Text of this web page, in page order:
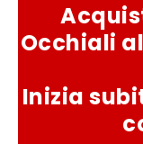
Occhiali
Inizia